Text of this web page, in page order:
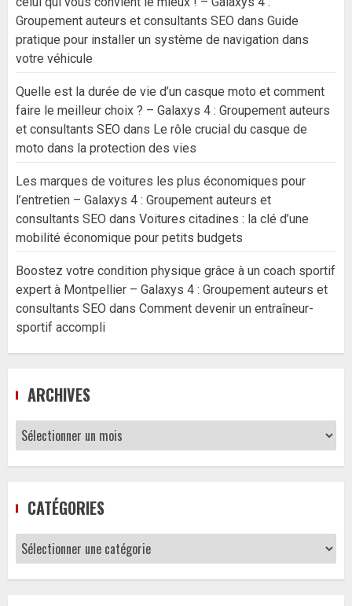
Groupement auteurs et consultants SEO dans Guide
pratique pour installer un système de navigation dans
votre véhicule
Quelle est la durée de vie d’un casque moto et comment
faire le meilleur choix ? – Galaxys 4 : Groupement auteurs
et consultants SEO dans Le rôle crucial du casque de
moto dans la protection des vies
Les marques de voitures les plus économiques pour
l’entretien – Galaxys 4 : Groupement auteurs et
consultants SEO dans Voitures citadines : la clé d’une
mobilité économique pour petits budgets
Boostez votre condition physique grâce à un coach sportif
expert à Montpellier – Galaxys 4 : Groupement auteurs et
consultants SEO dans Comment devenir un entraîneur-
sportif accompli
ARCHIVES
Archives
CATÉGORIES
Catégories